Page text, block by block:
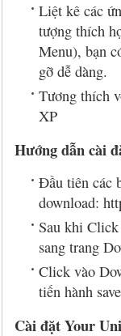
Liệt kê các
tượng thích
Menu), bạn
gỡ dễ dàng.
Tương thích
XP
Hướng dẫn cài
Đầu tiên các
download:
Sau khi
sang trang
Click vào
tiến hành
Cài đặt Your